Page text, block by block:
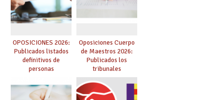
OPOSICIONES 2026:
Publicados listados
definitivos de
personas
hacer ahora si he
obtenido plaza?
Oposiciones Cuerpo
de Maestros 2026:
Publicados los
tribunales